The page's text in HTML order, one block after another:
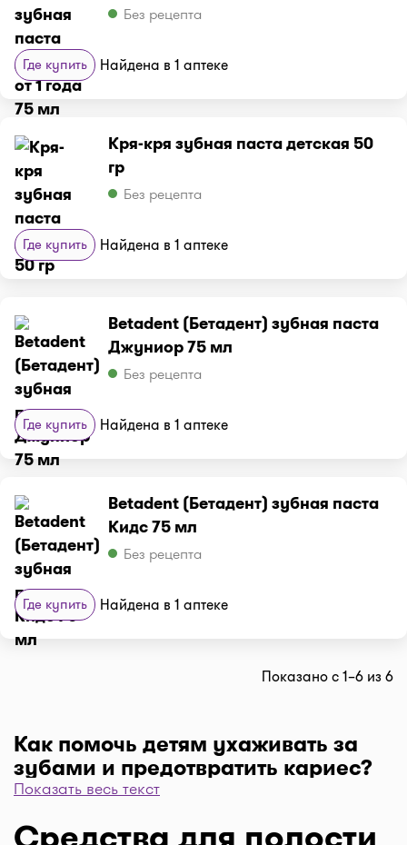
Без рецепта
Где купить Найдена в 1 аптеке
Кря-кря зубная паста детская 50
гр
Без рецепта
Где купить Найдена в 1 аптеке
Betadent (Бетадент) зубная паста
Джуниор 75 мл
Без рецепта
Где купить Найдена в 1 аптеке
Betadent (Бетадент) зубная паста
Кидс 75 мл
Без рецепта
Где купить Найдена в 1 аптеке
Показано с 1–6 из 6
Как помочь детям ухаживать за
зубами и предотвратить кариес?
Обучение ребенка правильному уходу за полостью рта
которая будет приносить дивиденды всю жизнь. Вы
Показать весь текст